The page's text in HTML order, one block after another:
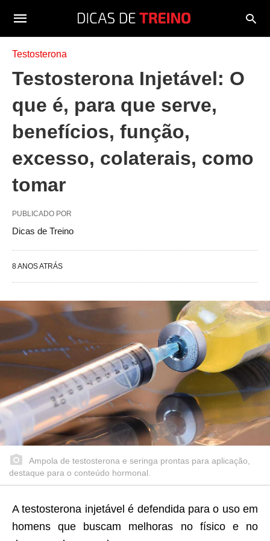
Testosterona
Testosterona Injetável: O
que é, para que serve,
benefícios, função,
excesso, colaterais, como
tomar
PUBLICADO POR
Dicas de Treino
8 ANOS ATRÁS
Ampola de testosterona e seringa prontas para aplicação,
destaque para o conteúdo hormonal.
A testosterona injetável é defendida para o uso em
homens que buscam melhoras no físico e no